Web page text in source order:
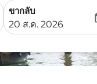
aria-label
ขากลับ
fc-booking-return-
20 ส.ค. 2026